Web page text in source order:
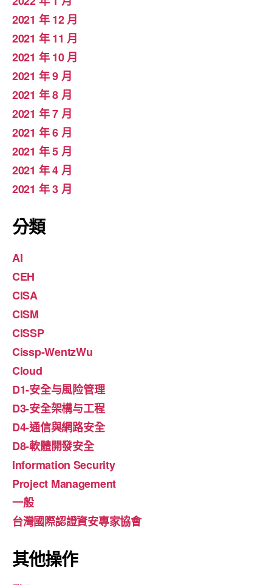
2021 年 12 月
2021 年 11 月
2021 年 10 月
2021 年 9 月
2021 年 8 月
2021 年 7 月
2021 年 6 月
2021 年 5 月
2021 年 4 月
2021 年 3 月
分類
AI
CEH
CISA
CISM
CISSP
Cissp-WentzWu
Cloud
D1-安全与風险管理
D3-安全架構与工程
D4-通信與網路安全
D8-軟體開發安全
Information Security
Project Management
一般
台灣國際認證資安專家協會
其他操作